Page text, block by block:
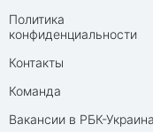
Политика
конфиденциальности
Контакты
Команда
Вакансии в РБК-Украина